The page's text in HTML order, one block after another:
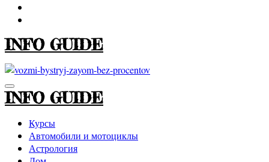
INFO GUIDE
INFO GUIDE
Курсы
Автомобили и мотоциклы
Астрология